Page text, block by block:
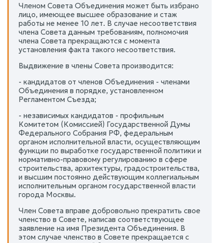
Членом Совета Объединения может быть избрано
лицо, имеющее высшее образование и стаж
работы не менее 10 лет. В случае несоответствия
члена Совета данным требованиям, полномочия
члена Совета прекращаются с момента
установления факта такого несоответствия.
Выдвижение в члены Совета производится:
- кандидатов от членов Объединения - членами
Объединения в порядке, установленном
Регламентом Съезда;
- независимых кандидатов - профильным
Комитетом (Комиссией) Государственной Думы
Федерального Собрания РФ, федеральным
органом исполнительной власти, осуществляющим
функции по выработке государственной политики и
нормативно-правовому регулированию в сфере
строительства, архитектуры, градостроительства,
и высшим постоянно действующим коллегиальным
исполнительным органом государственной власти
города Москвы.
Член Совета вправе добровольно прекратить свое
членство в Совете, написав соответствующее
заявление на имя Президента Объединения. В
этом случае членство в Совете прекращается с